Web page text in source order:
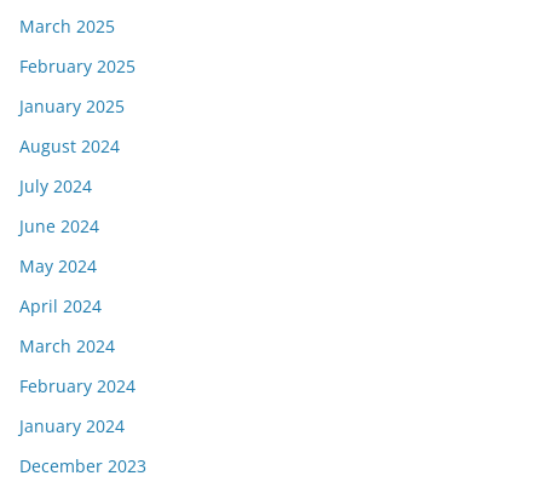
March 2025
February 2025
January 2025
August 2024
July 2024
June 2024
May 2024
April 2024
March 2024
February 2024
January 2024
December 2023